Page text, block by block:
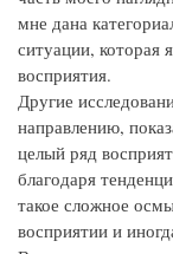
мне дана
ситуации, которая
восприятия.
Другие
направлению,
целый ряд
благодаря
такое сложное
восприятии и